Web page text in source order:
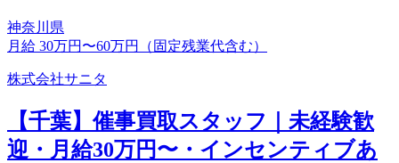
神奈川県
月給 30万円〜60万円（固定残業代含む）
株式会社サニタ
【千葉】催事買取スタッフ｜未経験歓
迎・月給30万円〜・インセンティブあ